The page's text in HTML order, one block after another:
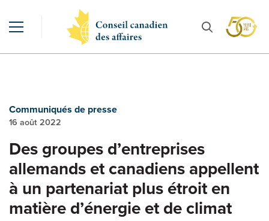
Communiqués de presse
16 août 2022
Des groupes d’entreprises
allemands et canadiens appellent
à un partenariat plus étroit en
matière d’énergie et de climat